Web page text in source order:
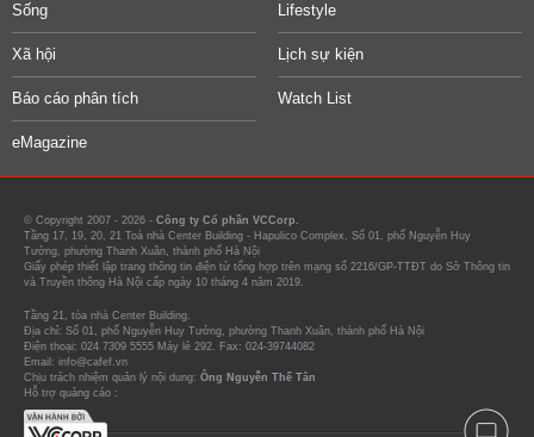
Sống Lifestyle
Xã hội Lịch sự kiện
Báo cáo phân tích Watch List
eMagazine
© Copyright 2007 - 2026 - Công ty Cổ phần VCCorp.
Tầng 17, 19, 20, 21 Toà nhà Center Building - Hapulico Complex, Số 01, phố Nguyễn Huy
Tưởng, phường Thanh Xuân, thành phố Hà Nội
Giấy phép thiết lập trang thông tin điện tử tổng hợp trên mạng số 2216/GP-TTĐT do Sở Thông tin
và Truyền thông Hà Nội cấp ngày 10 tháng 4 năm 2019.
Tầng 21, tòa nhà Center Building.
Địa chỉ: Số 01, phố Nguyễn Huy Tưởng, phường Thanh Xuân, thành phố Hà Nội
Điện thoại: 024 7309 5555 Máy lẻ 292. Fax: 024-39744082
Email: info@cafef.vn
Chịu trách nhiệm quản lý nội dung: Ông Nguyễn Thế Tân
Hỗ trợ quảng cáo :